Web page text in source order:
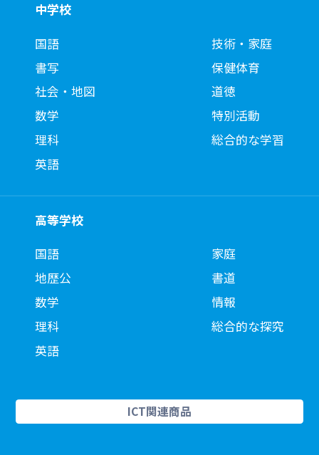
中学校
国語
書写
社会・地図
数学
理科
英語
技術・家庭
保健体育
道徳
特別活動
総合的な学習
高等学校
国語
地歴公
数学
理科
英語
家庭
書道
情報
総合的な探究
ICT関連商品